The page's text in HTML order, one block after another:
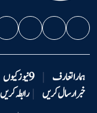
ہمارا تعارف | 9 نیوزکیوں
خبر ارسال کریں | رابطہ کریں